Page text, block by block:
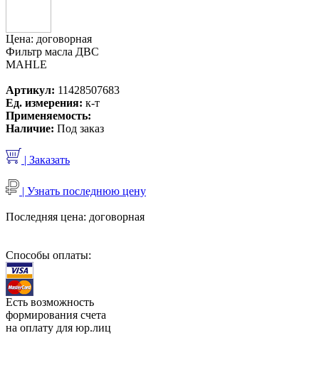
Цена: договорная
Фильтр масла ДВС
MAHLE
Артикул: 11428507683
Ед. измерения: к-т
Применяемость:
Наличие: Под заказ
| Заказать
| Узнать последнюю цену
Последняя цена: договорная
Способы оплаты:
Есть возможность
формирования счета
на оплату для юр.лиц